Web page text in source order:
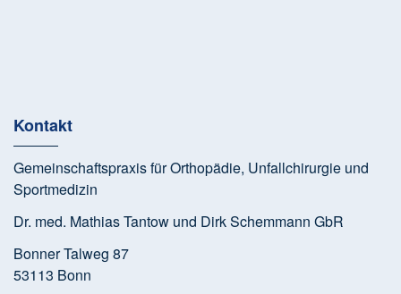
Kontakt
Gemeinschaftspraxis für Orthopädie, Unfallchirurgie und
Sportmedizin
Dr. med. Mathias Tantow und Dirk Schemmann GbR
Bonner Talweg 87
53113 Bonn